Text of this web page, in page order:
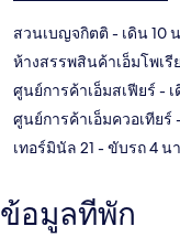
สวนเบญจกิตติ - เดิน 10
ห้างสรรพสินค้าเอ็มโพเรี
ศูนย์การค้าเอ็มสเฟียร์ -
ศูนย์การค้าเอ็มควอเทียร์
เทอร์มินัล 21 - ขับรถ 4 น
ข้อมูลที่พัก